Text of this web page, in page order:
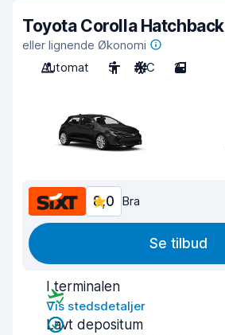
Toyota Corolla Hatchback
eller lignende Økonomi
Automat
5 A/C 2
8,0 Bra
Se tilbud
I terminalen
Vis stedsdetaljer
Lavt depositum